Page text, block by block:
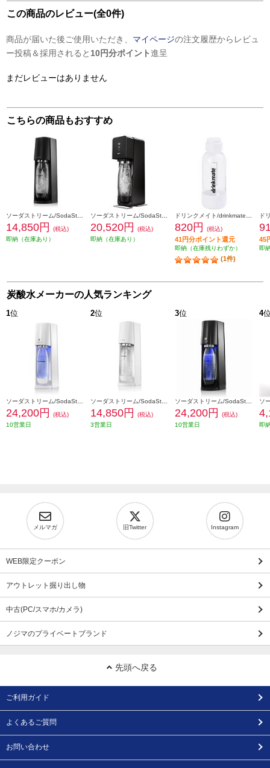
この商品のレビュー(全0件)
商品が届いた後ご使用いただき、 マイページの注文履歴からレビュ
ー投稿＆採用されると 10円分ポイント進呈
まだレビューはありません
こちらの商品もおすすめ
14,850円
(税込)
即納（在庫あり）
20,520円
(税込)
即納（在庫あり）
820円 (税込)
41円分ポイント還元
即納（在庫残りわずか）
(1件)
45
即
炭酸水メーカーの人気ランキング
1位
24,200円
(税込)
10営業日
2位
14,850円
(税込)
3営業日
3位
24,200円
(税込)
10営業日
4
即
メルマガ 旧Twitter Instagram
WEB限定クーポン
アウトレット掘り出し物
中古(PC/スマホ/カメラ)
ノジマのプライベートブランド
先頭へ戻る
ご利用ガイド
よくあるご質問
お問い合わせ